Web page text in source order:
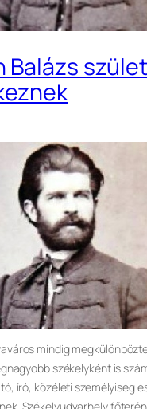
Balázs
mindig
székelyként is
író, közéleti személyiség